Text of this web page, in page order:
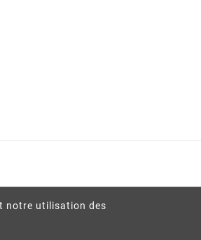
notre utilisation des